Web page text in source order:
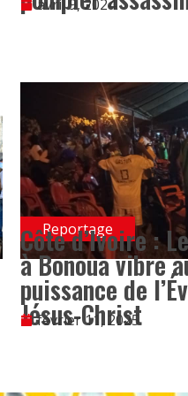
avril 9, 2024
Reportage
Côte d’Ivoire :
à Bonoua vibre
puissance de
Jésus-Christ
février 11, 2025